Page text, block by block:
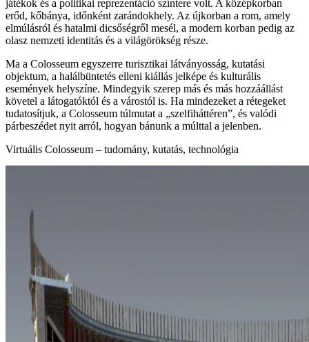
játékok és a politikai reprezentáció színtere volt. A középkorban
erőd, kőbánya, időnként zarándokhely. Az újkorban a rom, amely
elmúlásról és hatalmi dicsőségről mesél, a modern korban pedig az
olasz nemzeti identitás és a világörökség része.
Ma a Colosseum egyszerre turisztikai látványosság, kutatási
objektum, a halálbüntetés elleni kiállás jelképe és kulturális
események helyszíne. Mindegyik szerep más és más hozzáállást
követel a látogatóktól és a várostól is. Ha mindezeket a rétegeket
tudatosítjuk, a Colosseum túlmutat a „szelfiháttéren”, és valódi
párbeszédet nyit arról, hogyan bánunk a múlttal a jelenben.
Virtuális Colosseum – tudomány, kutatás, technológia